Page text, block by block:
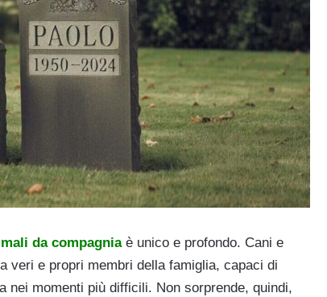
da compagnia è unico e profondo. Cani e
veri e propri membri della famiglia, capaci di
nei momenti più difficili. Non sorprende, quindi,